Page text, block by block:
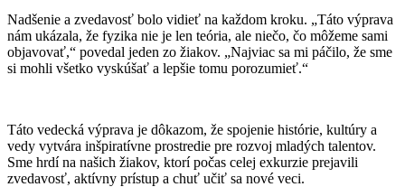
Nadšenie a zvedavosť bolo vidieť na každom kroku. „Táto výprava
nám ukázala, že fyzika nie je len teória, ale niečo, čo môžeme sami
objavovať,“ povedal jeden zo žiakov. „Najviac sa mi páčilo, že sme
si mohli všetko vyskúšať a lepšie tomu porozumieť.“
Táto vedecká výprava je dôkazom, že spojenie histórie, kultúry a
vedy vytvára inšpiratívne prostredie pre rozvoj mladých talentov.
Sme hrdí na našich žiakov, ktorí počas celej exkurzie prejavili
zvedavosť, aktívny prístup a chuť učiť sa nové veci.